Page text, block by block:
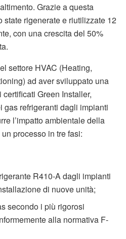
Grazie a questa
state rigenerate e riutilizzate 12
con una crescita del 50%
settore HVAC (Heating,
ad aver sviluppato una
Green Installer,
gas refrigeranti dagli impianti
l’impatto ambientale della
processo in tre fasi:
R410-A dagli impianti
di nuove unità;
secondo i più rigorosi
alla normativa F-